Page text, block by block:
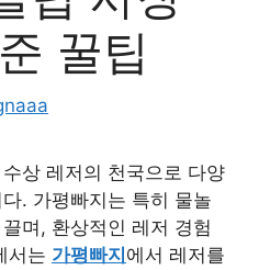
꿀팁
상 레저의 천국으로 다양
. 가평빠지는 특히 물놀
며, 환상적인 레저 경험
서는 가평빠지에서 레저를